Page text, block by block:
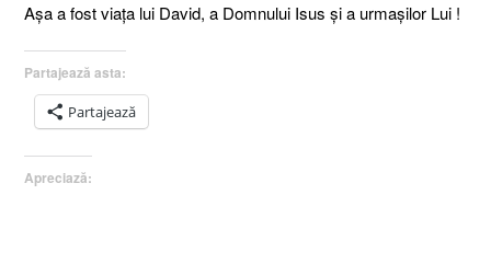
Aşa a fost viaţa lui David, a Domnului Isus şi a urmaşilor Lui !
Partajează asta:
Partajează
Apreciază: